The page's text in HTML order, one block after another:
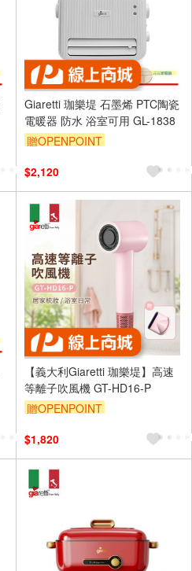
Giaretti 珈樂堤 石墨烯 PTC陶瓷
電暖器 防水 浴室可用 GL-1838
贈OPENPOINT
$2,120
【義大利Giaretti 珈樂堤】高速
等離子吹風機 GT-HD16-P
贈OPENPOINT
$1,820